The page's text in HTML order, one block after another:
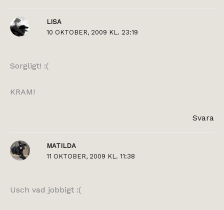
LISA
10 OKTOBER, 2009 KL. 23:19
Sorgligt! :(
KRAM!
Svara
MATILDA
11 OKTOBER, 2009 KL. 11:38
Usch vad jobbigt :(